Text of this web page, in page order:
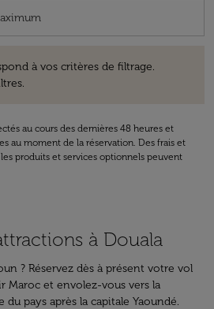
à vos critères de filtrage.
au cours des dernières 48 heures et
au moment de la réservation. Des frais et
produits et services optionnels peuvent
à Douala
? Réservez dès à présent votre vol
Maroc et envolez-vous vers la
pays après la capitale Yaoundé.